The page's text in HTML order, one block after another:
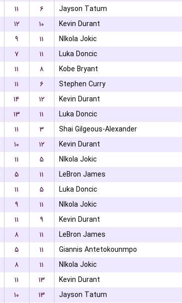
۱۱ ۶ Jayson Tatum
۱۲ ۱۰ Kevin Durant
۹ ۱۱ NIkola Jokic
۷ ۱۱ Luka Doncic
۱۱ ۸ Kobe Bryant
۱۱ ۶ Stephen Curry
۱۴ ۱۲ Kevin Durant
۱۳ ۱۱ Luka Doncic
۱۱ ۳ Shai Gilgeous-Alexander
۱۰ ۱۲ Kevin Durant
۱۱ ۵ NIkola Jokic
۵ ۱۱ LeBron James
۱۱ ۵ Luka Doncic
۹ ۱۱ NIkola Jokic
۱۱ ۹ Kevin Durant
۸ ۱۱ LeBron James
۵ ۱۱ Giannis Antetokounmpo
۸ ۱۱ NIkola Jokic
۱۱ ۱۳ Kevin Durant
۱۰ ۱۳ Jayson Tatum